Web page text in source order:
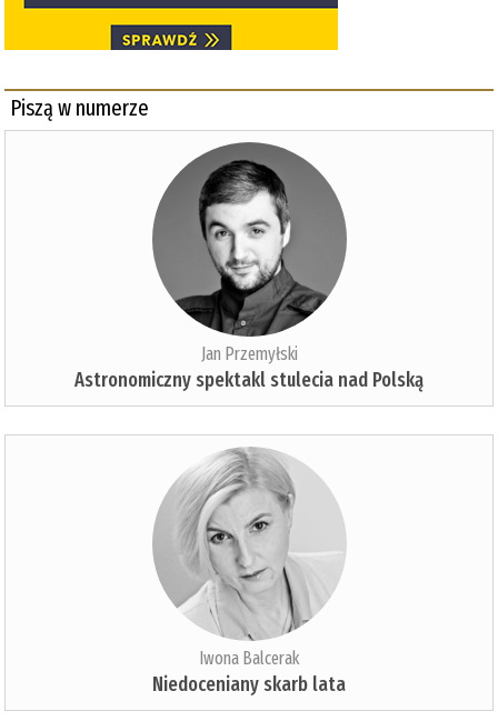
Piszą w numerze
Jan Przemyłski
Astronomiczny spektakl stulecia nad Polską
Iwona Balcerak
Niedoceniany skarb lata